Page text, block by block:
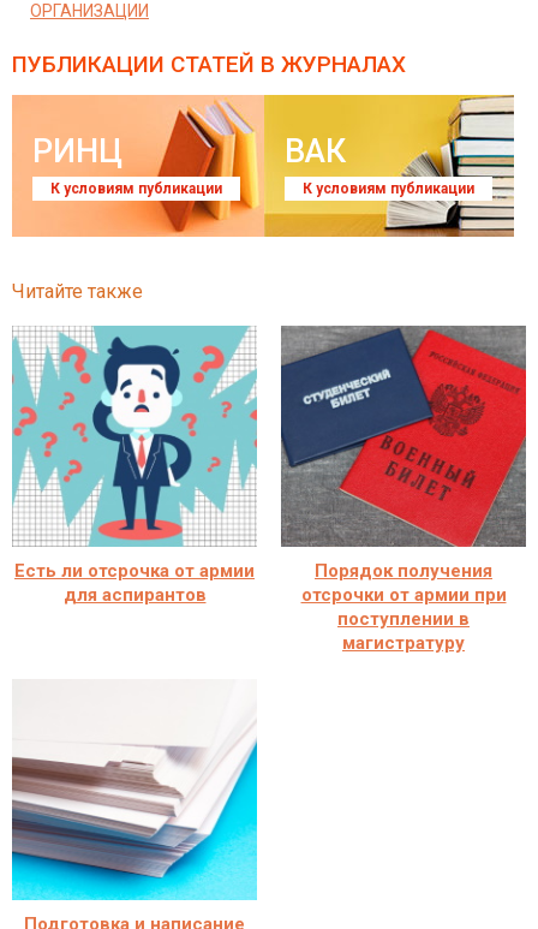
ОРГАНИЗАЦИИ
ПУБЛИКАЦИИ СТАТЕЙ В ЖУРНАЛАХ
РИНЦ
К условиям публикации
ВАК
К условиям публикации
Читайте также
Есть ли отсрочка от армии
для аспирантов
Порядок получения
отсрочки от армии при
поступлении в
магистратуру
Подготовка и написание